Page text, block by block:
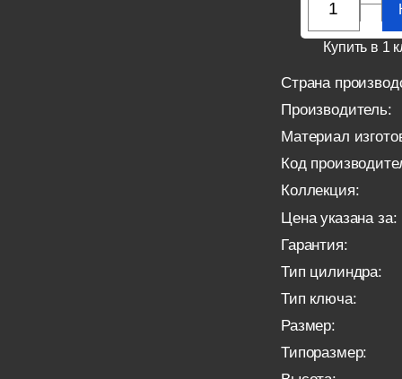
Купить в 1
Страна
Производитель:
Материал
Код
Коллекция:
Цена указана за:
Гарантия:
Тип цилиндра:
Тип ключа:
Размер:
Типоразмер: